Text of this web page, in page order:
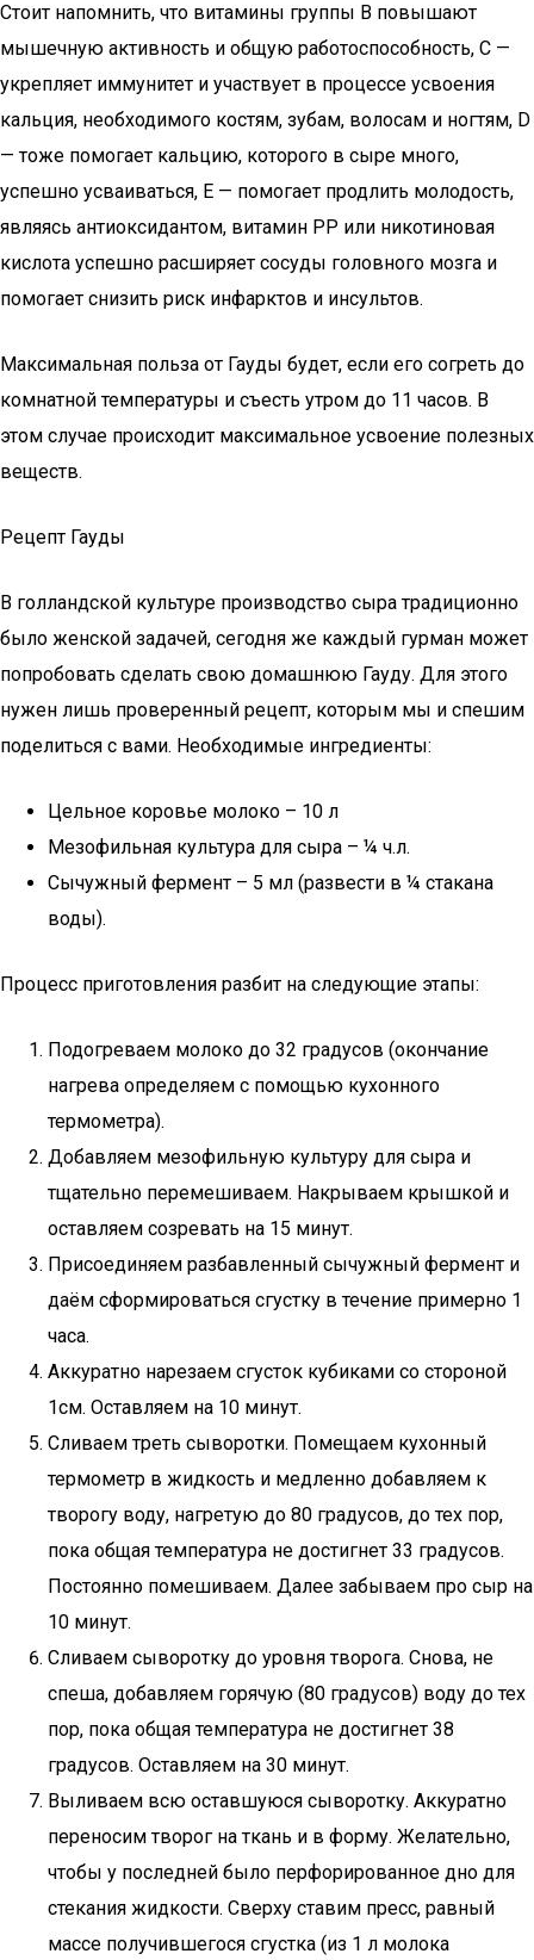
Стоит напомнить, что витамины группы В повышают
мышечную активность и общую работоспособность, С —
укрепляет иммунитет и участвует в процессе усвоения
кальция, необходимого костям, зубам, волосам и ногтям, D
— тоже помогает кальцию, которого в сыре много,
успешно усваиваться, Е — помогает продлить молодость,
являясь антиоксидантом, витамин РР или никотиновая
кислота успешно расширяет сосуды головного мозга и
помогает снизить риск инфарктов и инсультов.
Максимальная польза от Гауды будет, если его согреть до
комнатной температуры и съесть утром до 11 часов. В
этом случае происходит максимальное усвоение полезных
веществ.
Рецепт Гауды
В голландской культуре производство сыра традиционно
было женской задачей, сегодня же каждый гурман может
попробовать сделать свою домашнюю Гауду. Для этого
нужен лишь проверенный рецепт, которым мы и спешим
поделиться с вами. Необходимые ингредиенты:
Цельное коровье молоко – 10 л
Мезофильная культура для сыра – ¼ ч.л.
Сычужный фермент – 5 мл (развести в ¼ стакана
воды).
Процесс приготовления разбит на следующие этапы:
Подогреваем молоко до 32 градусов (окончание
нагрева определяем с помощью кухонного
термометра).
Добавляем мезофильную культуру для сыра и
тщательно перемешиваем. Накрываем крышкой и
оставляем созревать на 15 минут.
Присоединяем разбавленный сычужный фермент и
даём сформироваться сгустку в течение примерно 1
часа.
Аккуратно нарезаем сгусток кубиками со стороной
1см. Оставляем на 10 минут.
Сливаем треть сыворотки. Помещаем кухонный
термометр в жидкость и медленно добавляем к
творогу воду, нагретую до 80 градусов, до тех пор,
пока общая температура не достигнет 33 градусов.
Постоянно помешиваем. Далее забываем про сыр на
10 минут.
Сливаем сыворотку до уровня творога. Снова, не
спеша, добавляем горячую (80 градусов) воду до тех
пор, пока общая температура не достигнет 38
градусов. Оставляем на 30 минут.
Выливаем всю оставшуюся сыворотку. Аккуратно
переносим творог на ткань и в форму. Желательно,
чтобы у последней было перфорированное дно для
стекания жидкости. Сверху ставим пресс, равный
массе получившегося сгустка (из 1 л молока